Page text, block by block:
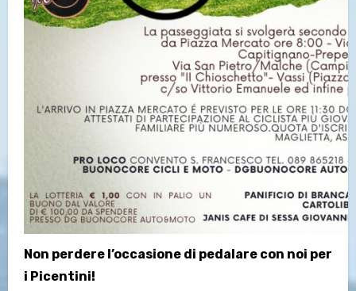
Non perdere l’occasione di pedalare con noi per
i Picentini!